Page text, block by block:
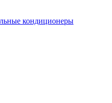
кондиционеры